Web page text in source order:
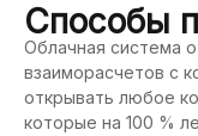
Способы
Облачная система
взаиморасчетов с
открывать любое
которые на 100 %